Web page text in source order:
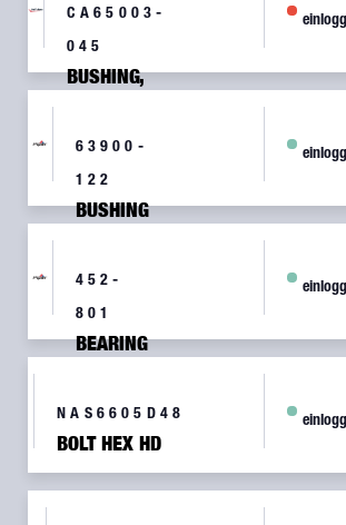
CA65003-
045
BUSHING,
BRACE
63900-
122
BUSHING
452-
801
BEARING
003
F632-1
NAS6605D48
BOLT HEX HD